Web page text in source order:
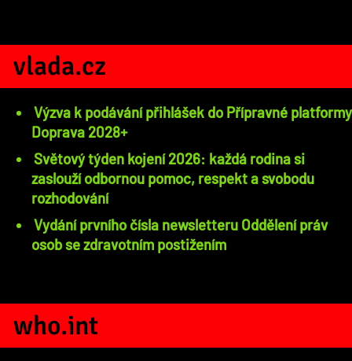
vlada.cz
Výzva k podávání přihlášek do Přípravné platformy
Doprava 2028+
Světový týden kojení 2026: každá rodina si
zaslouží odbornou pomoc, respekt a svobodu
rozhodování
Vydání prvního čísla newsletteru Oddělení práv
osob se zdravotním postižením
who.int